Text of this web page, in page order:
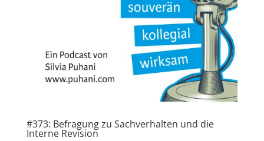
#373: Befragung zu Sachverhalten und die
Interne Revision